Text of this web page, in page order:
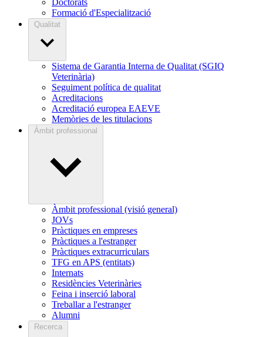
Formació d'Especialització
Qualitat
Sistema de Garantia Interna de Qualitat (SGIQ
Veterinària)
Seguiment política de qualitat
Acreditacions
Acreditació europea EAEVE
Memòries de les titulacions
Àmbit professional
Àmbit professional (visió general)
JOVs
Pràctiques en empreses
Pràctiques a l'estranger
Pràctiques extracurriculars
TFG en APS (entitats)
Internats
Residències Veterinàries
Feina i inserció laboral
Treballar a l'estranger
Alumni
Recerca